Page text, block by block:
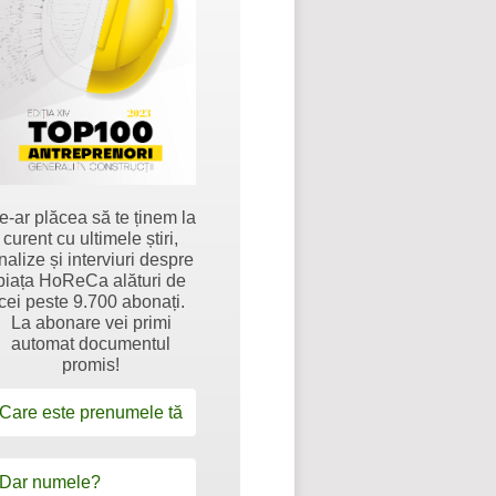
ar plăcea să te ținem la
curent cu ultimele știri,
și interviuri despre
HoReCa alături de
peste 9.700 abonați.
La abonare vei primi
automat documentul
promis!